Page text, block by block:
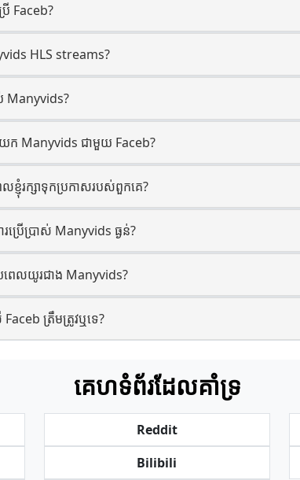
ើ Faceb?
HLS streams?
Manyvids?
យក Manyvids ជាមួយ Faceb?
ខ្ញុំរក្សាទុកប្រកាសរបស់ពួកគេ?
ប្រើប្រាស់ Manyvids ធ្ងន់?
ពេលយូរជាង Manyvids?
ត្រឹមត្រូវឬទេ?
គេហទំព័រដែលគាំទ្រ
Reddit
Bilibili